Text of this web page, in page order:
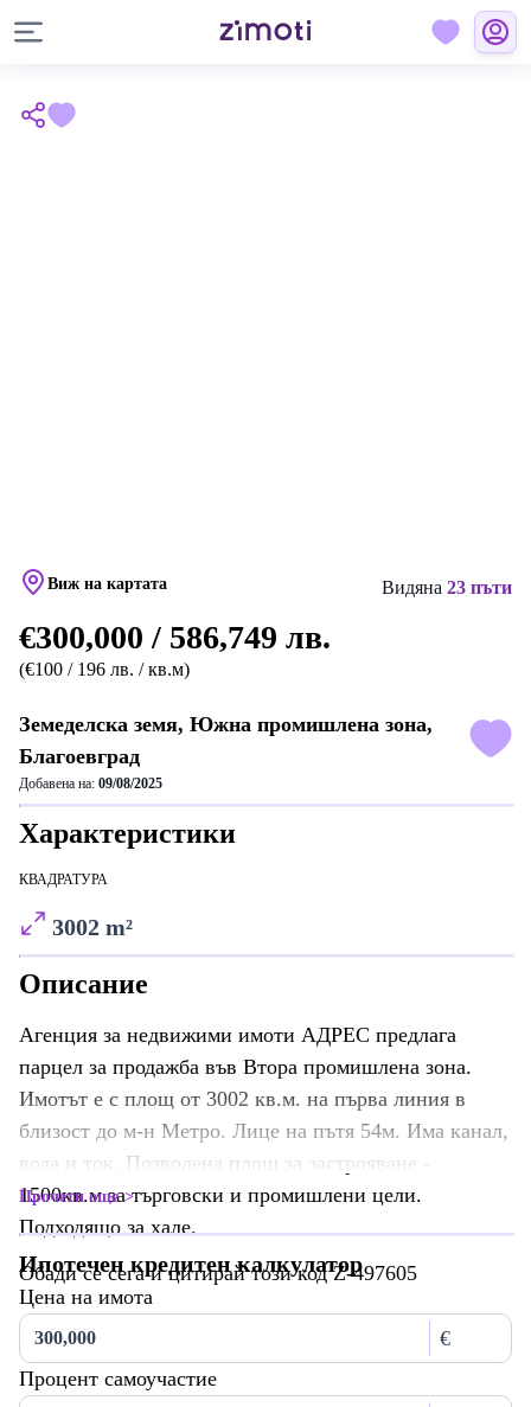
Виж на картата Видяна 23 пъти
€300,000 / 586,749 лв.
(€100 / 196 лв. / кв.м)
Земеделска земя, Южна промишлена зона,
Благоевград
Добавена на: 09/08/2025
Характеристики
КВАДРАТУРА
3002 m²
Описание
Агенция за недвижими имоти АДРЕС предлага
пaрцел за продажба във Втора промишлена зона.
Имотът е с площ от 3002 кв.м. на първа линия в
близост до м-н Метро. Лице на пътя 54м. Има канал,
вода и ток. Позволена площ за застрояване -
1500кв.м за търговски и промишлени цели.
Подходящо за хале.
Обади се сега и цитирай този код Z-497605
Прочети още
Ипотечен кредитен калкулатор
Цена на имота
€
Процент самоучастие